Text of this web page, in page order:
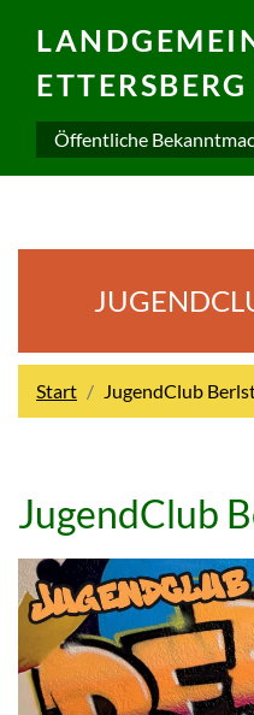
ETTERSBERG
Öffentliche
Start JugendClub
JugendClub